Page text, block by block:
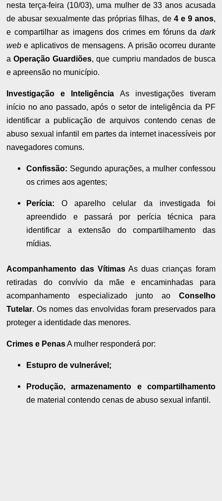
nesta terça-feira (10/03), uma mulher de 33 anos acusada
de abusar sexualmente das próprias filhas, de 4 e 9 anos,
e compartilhar as imagens dos crimes em fóruns da dark
web e aplicativos de mensagens. A prisão ocorreu durante
aOperação Guardiões, que cumpriu mandados de busca
e apreensão no município.
Investigação e Inteligência As investigações tiveram
início no ano passado, após o setor de inteligência da PF
identificar a publicação de arquivos contendo cenas de
abuso sexual infantil em partes da internet inacessíveis por
navegadores comuns.
Confissão: Segundo apurações, a mulher confessou
os crimes aos agentes;
Perícia: O aparelho celular da investigada foi
apreendido e passará por perícia técnica para
identificar a extensão do compartilhamento das
mídias.
Acompanhamento das VítimasAs duas crianças foram
retiradas do convívio da mãe e encaminhadas para
acompanhamento especializado junto ao Conselho
Tutelar. Os nomes das envolvidas foram preservados para
proteger a identidade das menores.
Crimes e PenasA mulher responderá por:
Estupro de vulnerável;
Produção, armazenamento e compartilhamento
de material contendo cenas de abuso sexual infantil.